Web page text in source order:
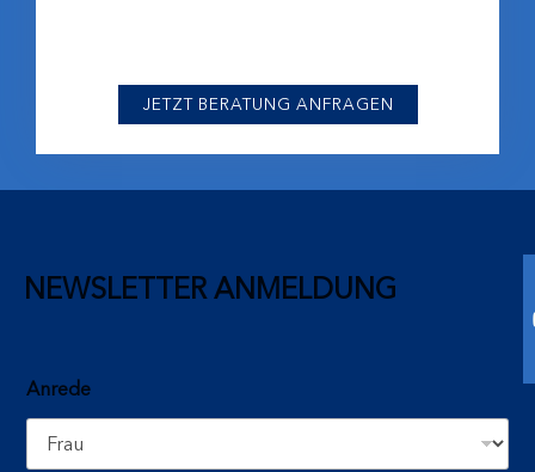
JETZT BERATUNG ANFRAGEN
NEWSLETTER ANMELDUNG
Anrede